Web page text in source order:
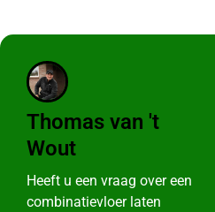
Thomas van 't
Wout
Heeft u een vraag over een
combinatievloer laten